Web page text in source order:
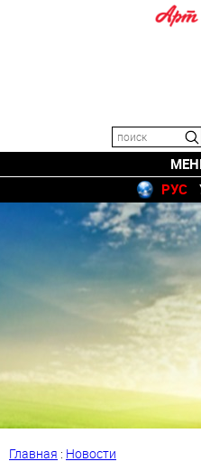
РУС
Главная : Новости